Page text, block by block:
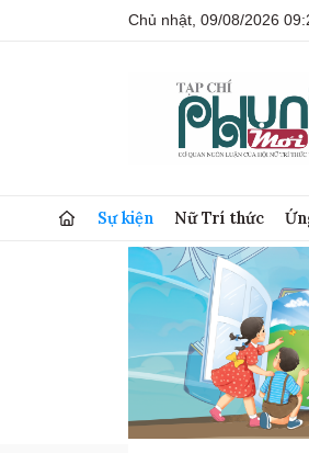
Chủ nhật, 09/08/2026
Sự kiện Nữ Trí thức